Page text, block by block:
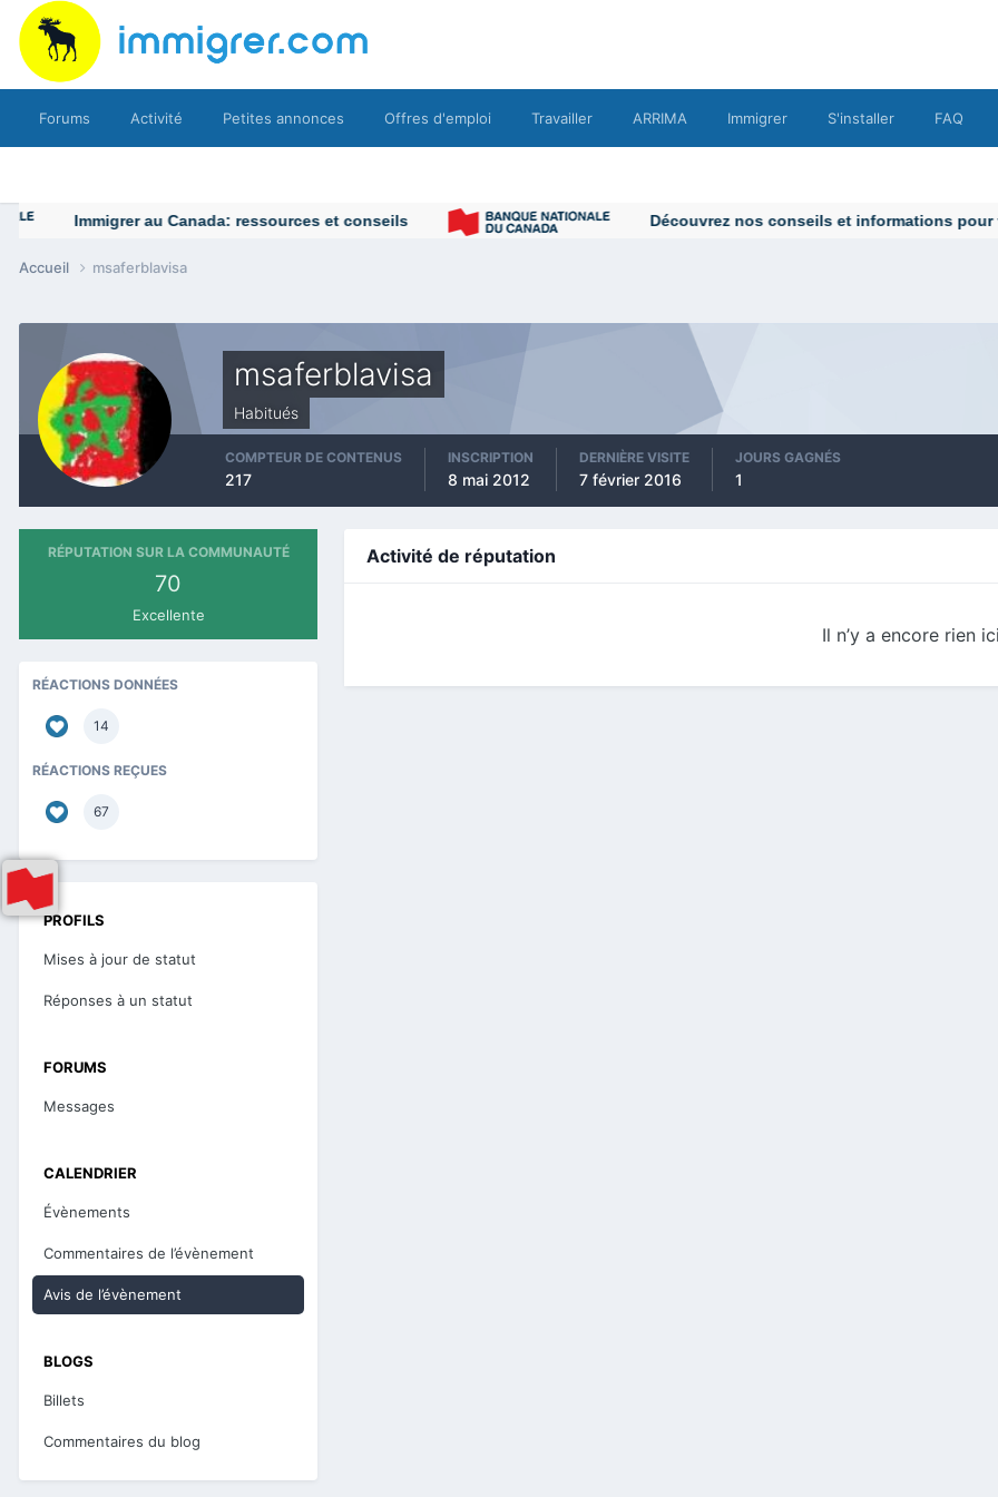
Forums Activité Petites annonces Offres d'emploi Travailler ARRIMA Immigrer S'installer FAQ
Immigrer au Canada: ressources et conseils Découvrez nos conseils et informations pour
Accueil msaferblavisa
msaferblavisa
Habitués
COMPTEUR DE CONTENUS
217
INSCRIPTION
8 mai 2012
DERNIÈRE VISITE
7 février 2016
JOURS GAGNÉS
1
RÉPUTATION SUR LA COMMUNAUTÉ
70
Excellente
RÉACTIONS DONNÉES
14
RÉACTIONS REÇUES
67
PROFILS
Mises à jour de statut
Réponses à un statut
FORUMS
Messages
CALENDRIER
Évènements
Commentaires de l’évènement
Avis de l’évènement
BLOGS
Billets
Commentaires du blog
Activité de réputation
Il n’y a encore rien